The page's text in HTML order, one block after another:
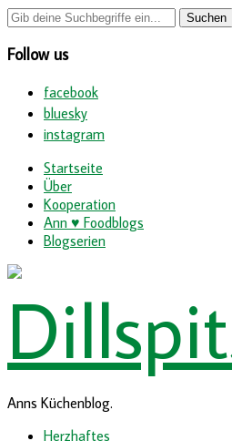
Follow us
facebook
bluesky
instagram
Startseite
Über
Kooperation
Ann ♥ Foodblogs
Blogserien
Anns Küchenblog.
Herzhaftes